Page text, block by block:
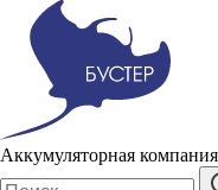
Аккумуляторная компания